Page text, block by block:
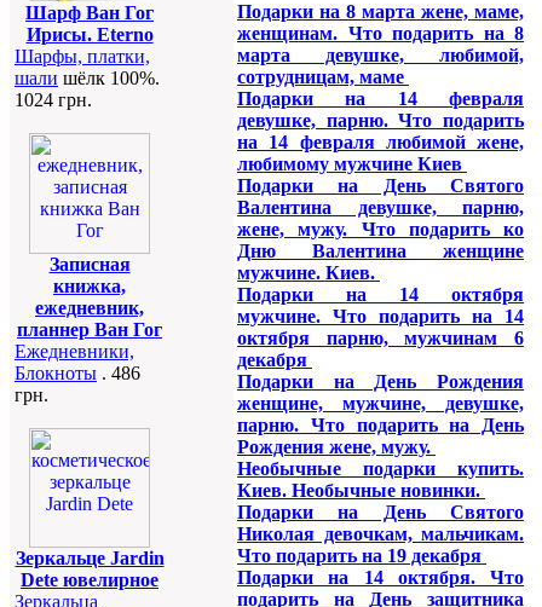
Шарф Ван Гог
Ирисы. Eterno
Шарфы, платки,
шали шёлк 100%.
1024 грн.
Записная
книжка,
ежедневник,
планнер Ван Гог
Ежедневники,
Блокноты . 486
грн.
Зеркальце Jardin
Dete ювелирное
Зеркальца
Подарки на 8 марта жене, маме,
женщинам. Что подарить на 8
марта девушке, любимой,
сотрудницам, маме
Подарки на 14 февраля
девушке, парню. Что подарить
на 14 февраля любимой жене,
любимому мужчине Киев
Подарки на День Святого
Валентина девушке, парню,
жене, мужу. Что подарить ко
Дню Валентина женщине
мужчине. Киев.
Подарки на 14 октября
мужчине. Что подарить на 14
октября парню, мужчинам 6
декабря
Подарки на День Рождения
женщине, мужчине, девушке,
парню. Что подарить на День
Рождения жене, мужу.
Необычные подарки купить.
Киев. Необычные новинки.
Подарки на День Святого
Николая девочкам, мальчикам.
Что подарить на 19 декабря
Подарки на 14 октября. Что
подарить на День защитника